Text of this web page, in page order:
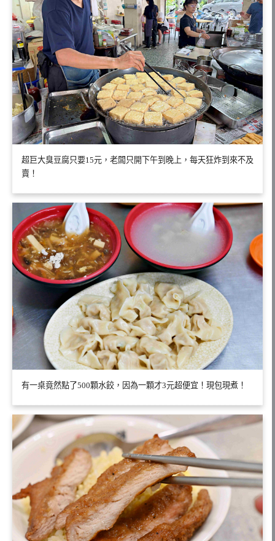
超巨大臭豆腐只要15元，老闆只開下午到晚上，每天狂炸到來不及
賣！
有一桌竟然點了500顆水餃，因為一顆才3元超便宜！現包現煮！